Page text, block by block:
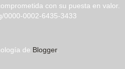
con su puesta en valor.
0000-0002-6435-3433
de Blogger.